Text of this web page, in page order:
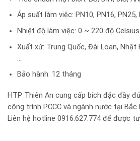
Áp suất làm việc: PN10, PN16, PN25,
Nhiệt độ làm việc: 0 ~ 220 độ Celsius
Xuất xứ: Trung Quốc, Đài Loan, Nhật
…
Bảo hành: 12 tháng
HTP Thiên An cung cấp bích đặc đầy
công trình PCCC và ngành nước tại Bắc
Liên hệ hotline 0916.627.774 để được